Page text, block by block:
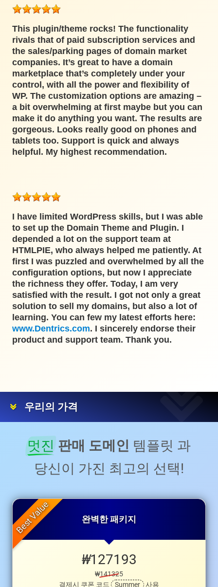
This plugin/theme rocks! The functionality
rivals that of paid subscription services and
the sales/parking pages of domain market
companies. It’s great to have a domain
marketplace that’s completely under your
control, with all the power and flexibility of
WP. The customization options are amazing –
a bit overwhelming at first maybe but you can
make it do anything you want. The results are
gorgeous. Looks really good on phones and
tablets too. Support is quick and always
helpful. My highest recommendation.
I have limited WordPress skills, but I was able
to set up the Domain Theme and Plugin. I
depended a lot on the support team at
HTMLPIE, who always helped me patiently. At
first I was puzzled and overwhelmed by all the
configuration options, but now I appreciate
the richness they offer. Today, I am very
satisfied with the result. I got not only a great
solution to sell my domains, but also a lot of
learning. You can few my latest efforts here:
www.Dentrics.com. I sincerely endorse their
product and support team. Thank you.
우리의 가격
멋진 판매 도메인 템플릿 과
당신이 가진 최고의 선택!
완벽한 패키지
₩127193
₩141325
결제시 쿠폰 코드
Summer 사용